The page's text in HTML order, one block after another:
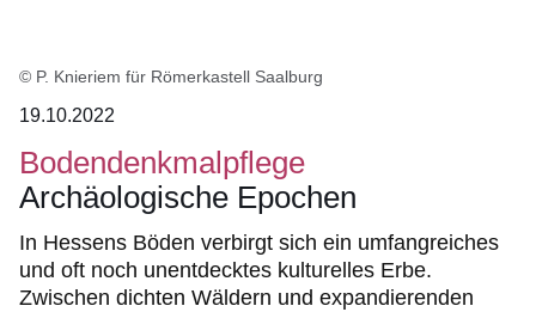
© P. Knieriem für Römerkastell Saalburg
19.10.2022
Bodendenkmalpflege
Archäologische Epochen
In Hessens Böden verbirgt sich ein umfangreiches
und oft noch unentdecktes kulturelles Erbe.
Zwischen dichten Wäldern und expandierenden